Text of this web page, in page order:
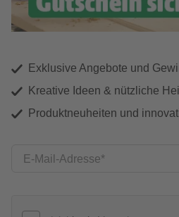
Exklusive Angebote und
Kreative Ideen & nützliche
Produktneuheiten und
E-Mail-Adresse